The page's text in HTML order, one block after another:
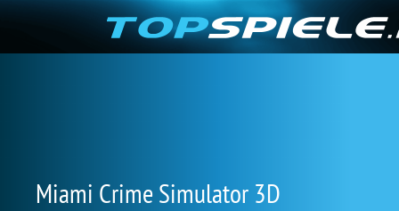
Miami Crime Simulator 3D